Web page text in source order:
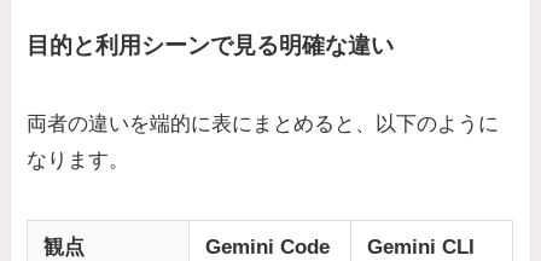
目的と利用シーンで見る明確な違い
両者の違いを端的に表にまとめると、以下のように
なります。
観点
Gemini Code
Gemini CLI